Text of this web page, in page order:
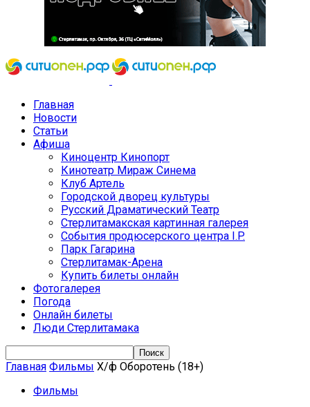
Главная
Новости
Статьи
Афиша
Киноцентр Кинопорт
Кинотеатр Мираж Синема
Клуб Артель
Городской дворец культуры
Русский Драматический Театр
Стерлитамакская картинная галерея
События продюсерского центра I.P.
Парк Гагарина
Стерлитамак-Арена
Купить билеты онлайн
Фотогалерея
Погода
Онлайн билеты
Люди Стерлитамака
Главная Фильмы Х/ф Оборотень (18+)
Фильмы